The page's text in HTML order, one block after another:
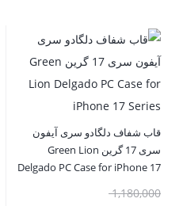
قاب شفاف دلگادو سری آیفون
سری 17 گرین Green Lion
Delgado PC Case for iPhone 17
1,180,000قیمت